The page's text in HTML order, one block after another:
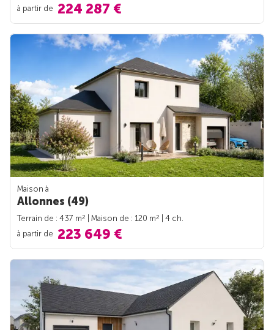
à partir de 224 287 €
Maison à
Allonnes (49)
Terrain de : 437 m2 | Maison de : 120 m2
| 4 ch.
à partir de 223 649 €